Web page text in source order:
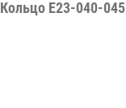
Кольцо Е23-040-045